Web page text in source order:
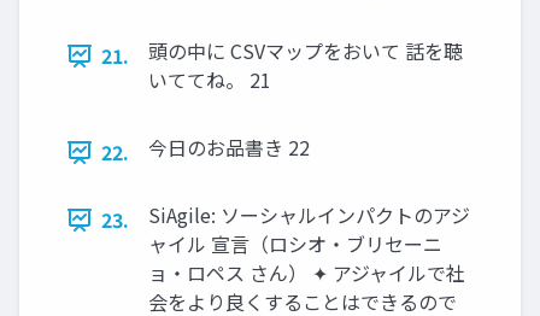
21.
頭の中に CSVマップをおいて 話を聴
いててね。 21
22. 今日のお品書き 22
23.
SiAgile: ソーシャルインパクトのアジ
ャイル 宣言（ロシオ・ブリセーニ
ョ・ロペス さん） ✦ アジャイルで社
会をより良くすることはできるので